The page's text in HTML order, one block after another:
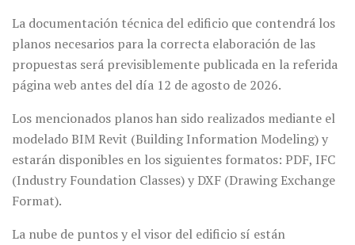
La documentación técnica del edificio que contendrá los
planos necesarios para la correcta elaboración de las
propuestas será previsiblemente publicada en la referida
página web antes del día 12 de agosto de 2026.
Los mencionados planos han sido realizados mediante el
modelado BIM Revit (Building Information Modeling) y
estarán disponibles en los siguientes formatos: PDF, IFC
(Industry Foundation Classes) y DXF (Drawing Exchange
Format).
La nube de puntos y el visor del edificio sí están